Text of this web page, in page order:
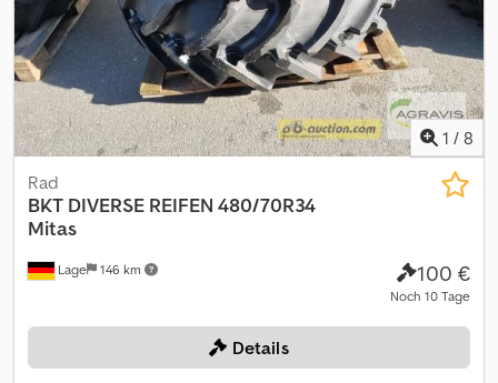
1 / 8
Lage 146 km
Rad
BKT DIVERSE REIFEN 480/70R34
Mitas
100 €
Noch 10 Tage
Details